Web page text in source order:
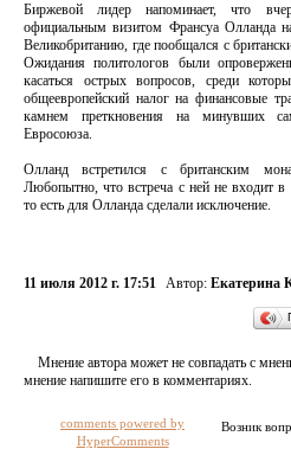
Биржевой лидер напоминает, что
официальным визитом Франсуа Олланда
Великобританию, где пообщался с
Ожидания политологов были
касаться острых вопросов, среди
общеевропейский налог на финансовые
камнем преткновения на минувших
Евросоюза.
Олланд встретился с британским
Любопытно, что встреча с ней не входит в
то есть для Олланда сделали исключение.
11 июля 2012 г. 17:51 Автор: Екатерина
Мнение автора может не совпадать с
мнение напишите его в комментариях.
Возник
comments powered by
HyperComments